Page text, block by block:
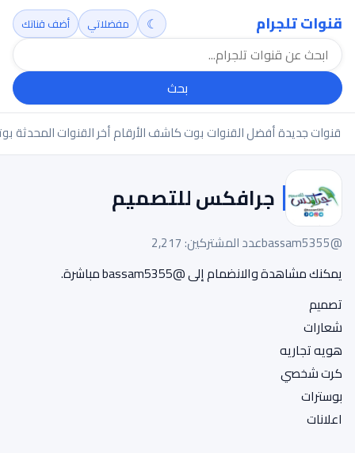
قنوات تلجرام
بحث
☾ مفضلاتي أضف قناتك
قنوات جديدةأفضل القنواتبوت كاشف الأرقامأخر القنوات المحدثة
جرافكس للتصميم
@bassam5355
عدد المشتركين: 2,217
يمكنك مشاهدة والانضمام إلى @bassam5355 مباشرة.
تصميم
شعارات
هويه تجاريه
كرت شخصي
بوسترات
اعلانات